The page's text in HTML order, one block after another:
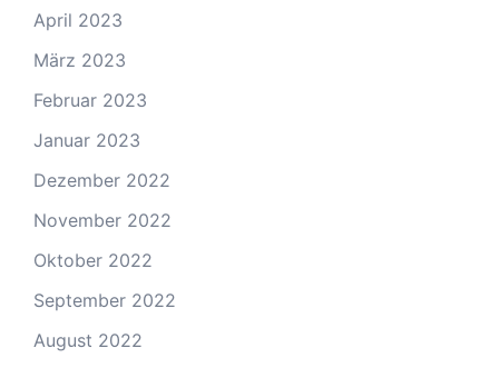
April 2023
März 2023
Februar 2023
Januar 2023
Dezember 2022
November 2022
Oktober 2022
September 2022
August 2022